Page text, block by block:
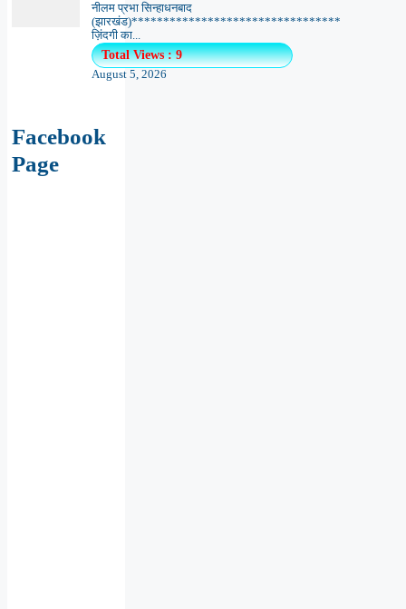
नीलम प्रभा सिन्हाधनबाद
(झारखंड)*********************************
ज़िंदगी का...
Total Views : 9
August 5, 2026
Facebook
Page